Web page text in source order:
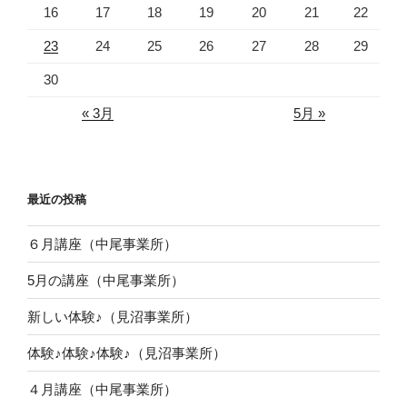
16 17 18 19 20 21 22
23 24 25 26 27 28 29
30
« 3月 5月 »
最近の投稿
６月講座（中尾事業所）
5月の講座（中尾事業所）
新しい体験♪（見沼事業所）
体験♪体験♪体験♪（見沼事業所）
４月講座（中尾事業所）